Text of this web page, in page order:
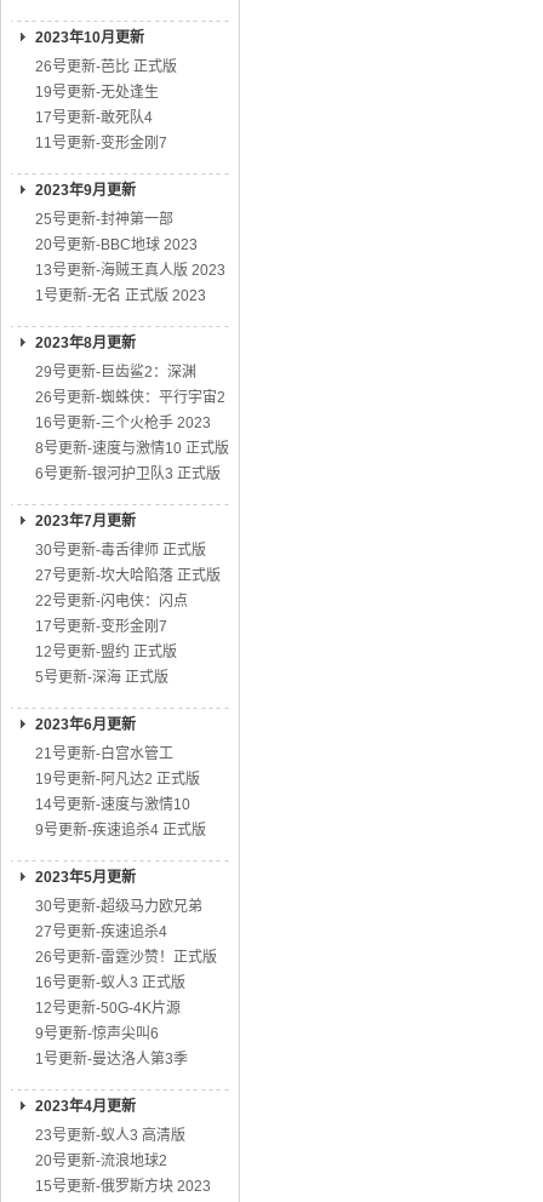
2023年10月更新
26号更新-芭比 正式版
19号更新-无处逢生
17号更新-敢死队4
11号更新-变形金刚7
2023年9月更新
25号更新-封神第一部
20号更新-BBC地球 2023
13号更新-海贼王真人版 2023
1号更新-无名 正式版 2023
2023年8月更新
29号更新-巨齿鲨2：深渊
26号更新-蜘蛛侠：平行宇宙2
16号更新-三个火枪手 2023
8号更新-速度与激情10 正式版
6号更新-银河护卫队3 正式版
2023年7月更新
30号更新-毒舌律师 正式版
27号更新-坎大哈陷落 正式版
22号更新-闪电侠：闪点
17号更新-变形金刚7
12号更新-盟约 正式版
5号更新-深海 正式版
2023年6月更新
21号更新-白宫水管工
19号更新-阿凡达2 正式版
14号更新-速度与激情10
9号更新-疾速追杀4 正式版
2023年5月更新
30号更新-超级马力欧兄弟
27号更新-疾速追杀4
26号更新-雷霆沙赞！正式版
16号更新-蚁人3 正式版
12号更新-50G-4K片源
9号更新-惊声尖叫6
1号更新-曼达洛人第3季
2023年4月更新
23号更新-蚁人3 高清版
20号更新-流浪地球2
15号更新-俄罗斯方块 2023